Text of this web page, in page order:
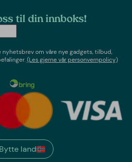
til din innboks!
nyhetsbrev om våre nye gadgets, tilbud,
(Les gjerne vår personvernpolicy)
Bytte land